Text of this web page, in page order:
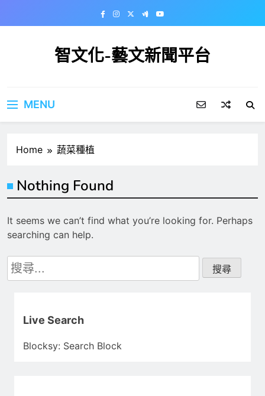
智文化-藝文新聞平台
MENU
Home 蔬菜種植
Nothing Found
It seems we can’t find what you’re looking for. Perhaps
searching can help.
搜
尋
Live Search
Blocksy: Search Block